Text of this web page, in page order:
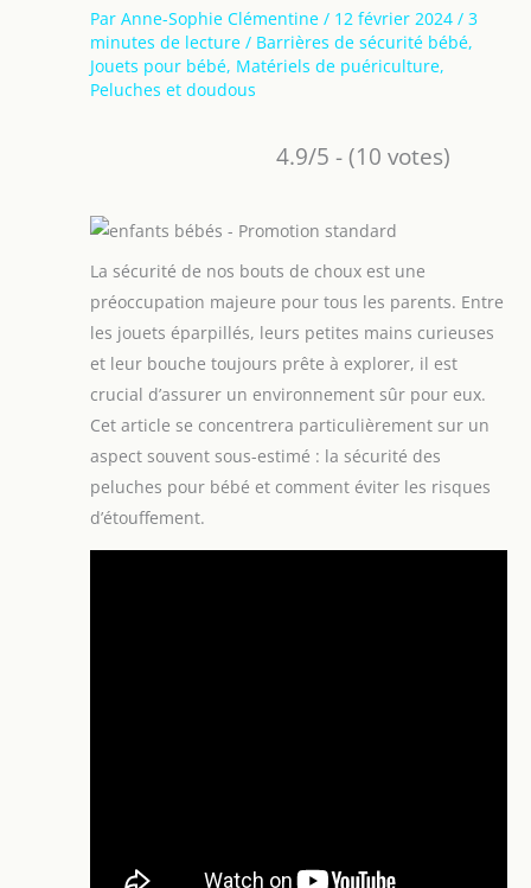
Par Anne-Sophie Clémentine / 12 février 2024 / 3
minutes de lecture / Barrières de sécurité bébé,
Jouets pour bébé, Matériels de puériculture,
Peluches et doudous
4.9/5 - (10 votes)
La sécurité de nos bouts de choux est une
préoccupation majeure pour tous les parents. Entre
les jouets éparpillés, leurs petites mains curieuses
et leur bouche toujours prête à explorer, il est
crucial d’assurer un environnement sûr pour eux.
Cet article se concentrera particulièrement sur un
aspect souvent sous-estimé : la sécurité des
peluches pour bébé et comment éviter les risques
d’étouffement.